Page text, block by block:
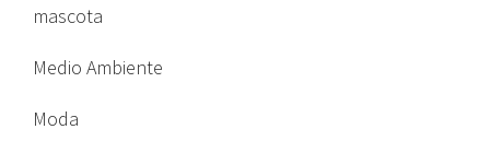
mascota
Medio Ambiente
Moda